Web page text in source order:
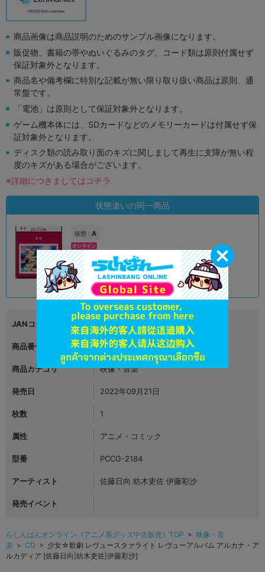
商品画像は商品説明のためのサンプル画像になります。
販促物、書籍の帯やぬいぐるみのタグ、コード類は原則付属せず
保証対象外となります。
商品名や備考欄に特別な記載が無い限り取り扱い商品は原則、通
常盤です。
「電池」は原則として保証対象外となります。
ゲーム機本体には、SDカードなどのメモリーカードは付属せず保
証対象外となります。
ディスク類の読み取り面のキズに関しまして再生に支障が無い程
度のキズがある場合がございます。
※詳細につきましてはコチラ
状態違いの同一商品
状態 : A
オンライン
在庫あり 790 円 税込
JANコード 4524135026149
商品番号 L08055117
商品カテゴリ 映像・音楽
発売日 2022年09月21日
枚数 1
属性 アニメ・コミック
型番 PCCG-2184
アーティスト 佐藤日向 紡木吏佐 伊藤彩沙
発売イベント
らしんばんオンライン（アニメ系グッズ中古販売）TOP > 映像・音
楽 > CD > 少女☆歌劇 レヴュースタァライト レヴューアルバム アルカナ・ア
ルカディア [佐藤日向|紡木吏佐|伊藤彩沙]